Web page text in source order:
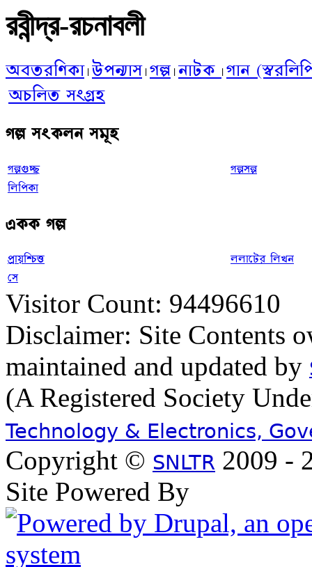
রবীন্দ্র-রচনাবলী
অবতরণিকা |উপন্যাস |গল্প |‌নাটক |গান
অচলিত সংগ্রহ
গল্প সংকলন সমূহ
গল্পগুচ্ছ
গল্পসল্প
লিপিকা
একক গল্প
প্রায়শ্চিত্ত
ললাটের লিখন
সে
Visitor Count: 94496610
Disclaimer: Site Contents
maintained and updated by
(A Registered Society
Technology & Electronics,
Copyright © SNLTR 2009 -
Site Powered By